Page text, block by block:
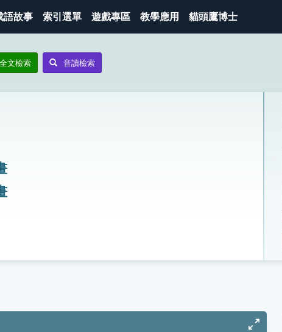
語故事 索引選單 遊戲專區 教學應用 貓頭鷹博士
全文檢索 音讀檢索